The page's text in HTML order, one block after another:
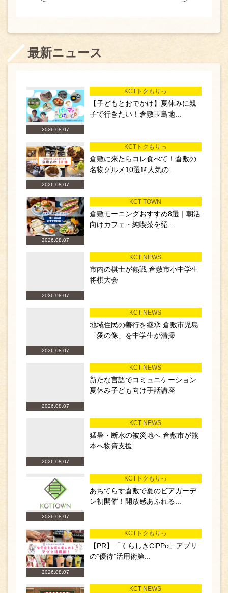
最新ニュース
2026.08.07
KCTトクもりっ
【子どもとおでかけ】夏休みに親
子で行きたい！倉敷玉島地...
2026.08.07
KCTトクもりっ
倉敷に来たらコレ食べて！倉敷の
名物グルメ10選🥢人気の...
2026.08.07
KCT TOWN
倉敷モーニングおすすめ8選｜朝活
向けカフェ・純喫茶を紹...
2026.08.07
KCT NEWS
市内の棋士が熱戦 倉敷市小中学生
将棋大会
2026.08.07
KCT NEWS
地域住民の善行を継承 倉敷市児島
「愛の像」を中学生が清掃
2026.08.07
KCT NEWS
新たな言語でコミュニケーション
夏休み子ども向け手話講座
2026.08.07
KCT NEWS
猛暑・断水の被災地へ 倉敷市が熊
本へ物資支援
2026.08.07
KCTトクもりっ
あちてらす倉敷で夏のビアガーデ
ン初開催！開放感あふれる...
2026.08.07
KCTトクもりっ
【PR】「くらしきCiPPo」アプリ
の”優待”活用術第...
KCT NEWS